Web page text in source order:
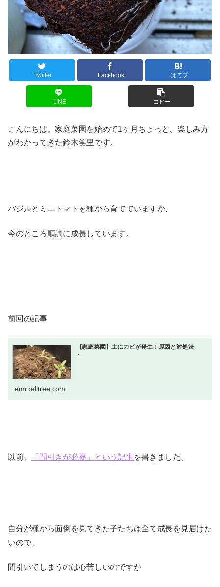
Twitter Facebook はてブ
LINE コピー
こんにちは。家庭菜園を始めて1ヶ月ちょっと、楽しみ方
がわかってきた鈴木笑里です。
バジルとミニトマトを種から育てていますが、
今のところ順調に成長しています。
前回の記事
【家庭菜園】土にカビが発生！原因と対処法
...
emrbelltree.com
以前、 「間引きが必要」という記事を書きました。
自分が種から面倒を見てきた子たちは全て成長を見届けた
いので、
間引いてしまうのは心苦しいのですが